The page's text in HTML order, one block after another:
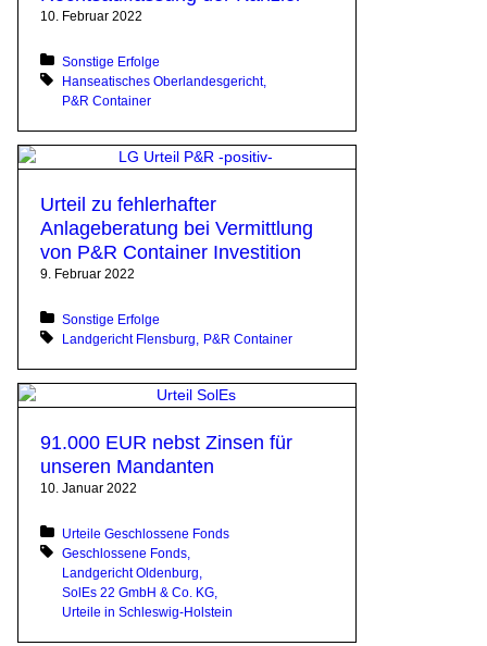
10. Februar 2022
Posted in:
Sonstige Erfolge
Tagged with:
Hanseatisches Oberlandesgericht
P&R Container
Urteil zu fehlerhafter
Anlageberatung bei Vermittlung
von P&R Container Investition
9. Februar 2022
Posted in:
Sonstige Erfolge
Tagged with:
Landgericht Flensburg P&R Container
91.000 EUR nebst Zinsen für
unseren Mandanten
10. Januar 2022
Posted in:
Urteile Geschlossene Fonds
Tagged with:
Geschlossene Fonds
Landgericht Oldenburg
SolEs 22 GmbH & Co. KG
Urteile in Schleswig-Holstein